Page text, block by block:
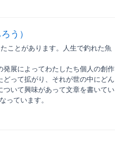
う）
ことがあります。人生で釣れた魚
展によってわたしたち個人の創作
って拡がり、それが世の中にどん
いて興味があって文章を書いてい
っています。